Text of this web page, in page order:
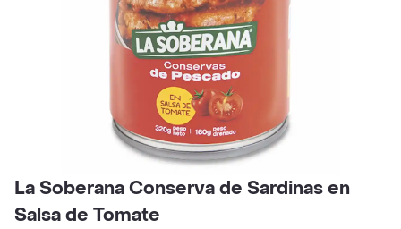
La Soberana Conserva de Sardinas en
Salsa de Tomate